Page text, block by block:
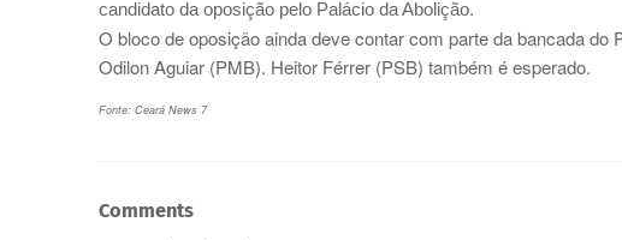
candidato da oposição pelo Palácio da Abolição.
O bloco de oposição ainda deve contar com parte da bancada
Odilon Aguiar (PMB). Heitor Férrer (PSB) também é esperado.
Fonte: Ceará News 7
Comments